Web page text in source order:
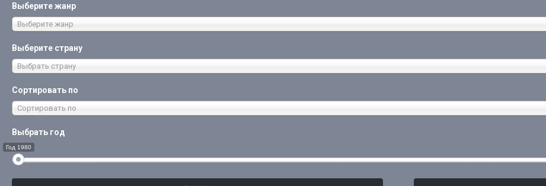
Выберите жанр
Выберите жанр
Выберите страну
Выбрать страну
Сортировать по
Сортировать по
Выбрать год
Год 1980